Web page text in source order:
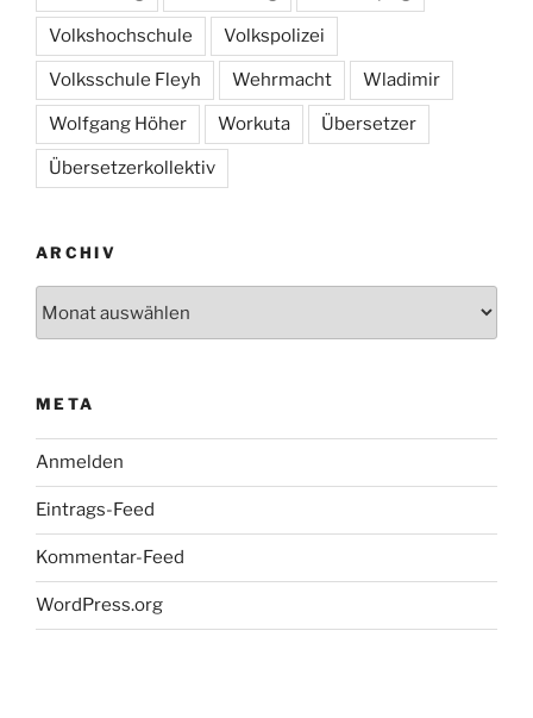
Volkshochschule Volkspolizei
Volksschule Fleyh Wehrmacht Wladimir
Wolfgang Höher Workuta Übersetzer
Übersetzerkollektiv
ARCHIV
META
Anmelden
Eintrags-Feed
Kommentar-Feed
WordPress.org